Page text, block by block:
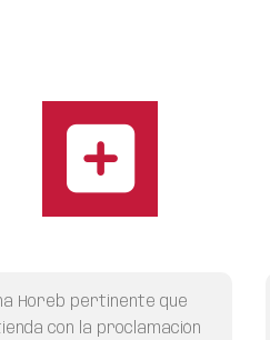
Horeb pertinente que
con la proclamación